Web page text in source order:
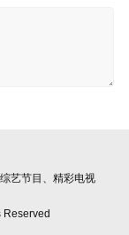
艺节目、精彩电视